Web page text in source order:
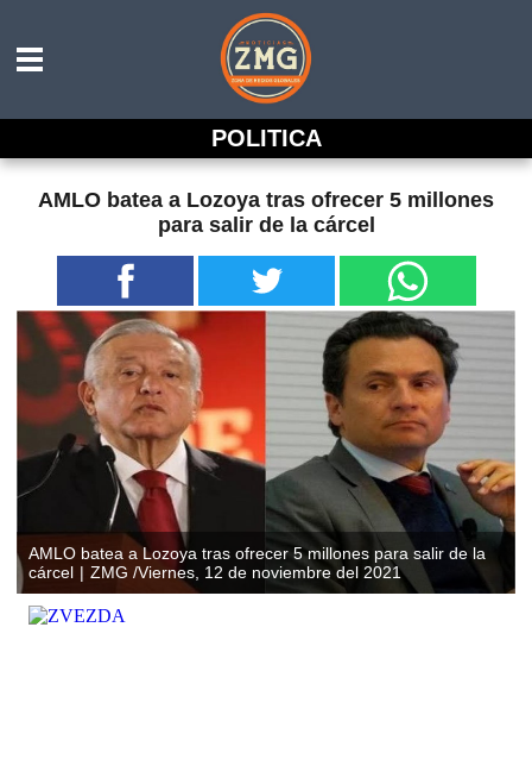
POLITICA
AMLO batea a Lozoya tras ofrecer 5 millones
para salir de la cárcel
AMLO batea a Lozoya tras ofrecer 5 millones para salir de la
cárcel
ZMG /Viernes, 12 de noviembre del 2021